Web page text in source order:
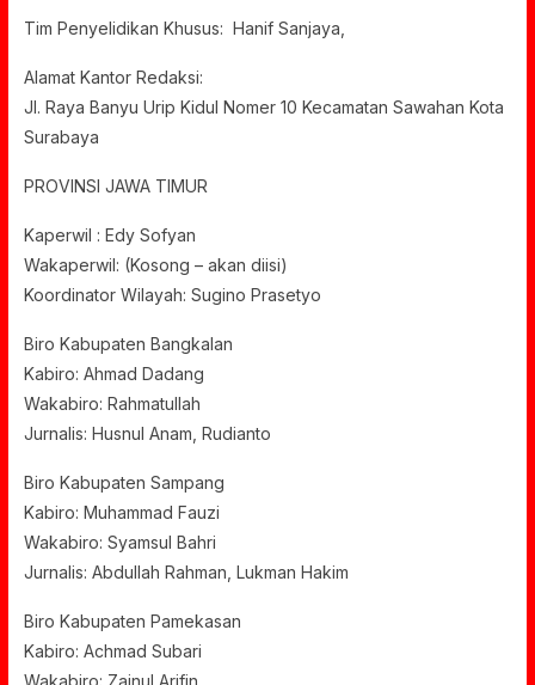
Tim Penyelidikan Khusus: Hanif Sanjaya,
Alamat Kantor Redaksi:
Jl. Raya Banyu Urip Kidul Nomer 10 Kecamatan Sawahan Kota
Surabaya
PROVINSI JAWA TIMUR
Kaperwil : Edy Sofyan
Wakaperwil: (Kosong – akan diisi)
Koordinator Wilayah: Sugino Prasetyo
Biro Kabupaten Bangkalan
Kabiro: Ahmad Dadang
Wakabiro: Rahmatullah
Jurnalis: Husnul Anam, Rudianto
Biro Kabupaten Sampang
Kabiro: Muhammad Fauzi
Wakabiro: Syamsul Bahri
Jurnalis: Abdullah Rahman, Lukman Hakim
Biro Kabupaten Pamekasan
Kabiro: Achmad Subari
Wakabiro: Zainul Arifin